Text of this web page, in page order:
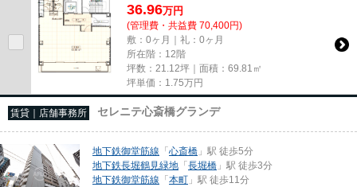
36.96万円
(管理費・共益費 70,400円)
敷：0ヶ月｜礼：0ヶ月
所在階：12階
坪数：21.12坪｜面積：69.81㎡
坪単価： 1.75万円
賃貸｜店舗事務所 セレニテ心斎橋グランデ
地下鉄御堂筋線 「心斎橋 」駅 徒歩5分
地下鉄長堀鶴見緑地 「長堀橋 」駅 徒歩3分
地下鉄御堂筋線 「本町 」駅 徒歩11分